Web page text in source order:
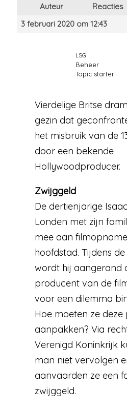
Auteur
Reacties
3 februari 2020 om 12:43
LSG
Beheer
Topic starter
Vierdelige Britse
gezin dat
het misbruik van de
door een bekende
Hollywoodproducer.
Zwijggeld
De dertienjarige
Londen met zijn
mee aan
hoofdstad. Tijdens
wordt hij aangerand
producent van de
voor een dilemma
Hoe moeten ze
aanpakken? Via
Verenigd Koninkrijk
man niet vervolgen
aanvaarden ze een
zwijggeld.